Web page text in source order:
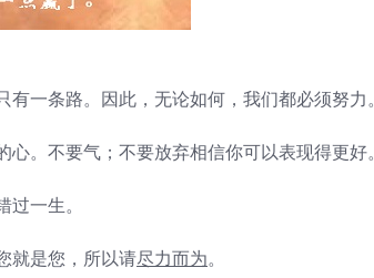
一条路。因此，无论如何，我们都必须努力。
。不要气；不要放弃相信你可以表现得更好。
一生。
就是您，所以请尽力而为。